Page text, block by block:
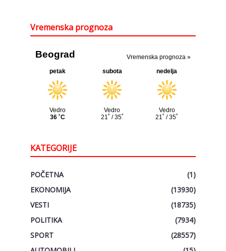
Vremenska prognoza
KATEGORIJE
POČETNA
(1)
EKONOMIJA
(13930)
VESTI
(18735)
POLITIKA
(7934)
SPORT
(28557)